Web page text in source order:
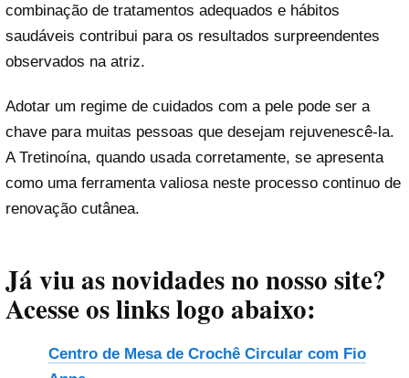
combinação de tratamentos adequados e hábitos
saudáveis contribui para os resultados surpreendentes
observados na atriz.
Adotar um regime de cuidados com a pele pode ser a
chave para muitas pessoas que desejam rejuvenescê-la.
A Tretinoína, quando usada corretamente, se apresenta
como uma ferramenta valiosa neste processo continuo de
renovação cutânea.
Já viu as novidades no nosso site?
Acesse os links logo abaixo:
Centro de Mesa de Crochê Circular com Fio